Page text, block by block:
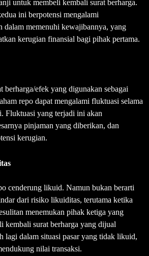
untuk membeli kembali surat berharga.
ini berpotensi mengalami
dalam memenuhi kewajibannya, yang
kerugian finansial bagi pihak pertama.
berharga/efek yang digunakan sebagai
repo dapat mengalami fluktuasi selama
Fluktuasi yang terjadi ini akan
pinjaman yang diberikan, dan
kerugian.
cenderung likuid. Namun bukan berarti
dari risiko likuiditas, terutama ketika
menemukan pihak ketiga yang
kembali surat berharga yang dijual
lagi dalam situasi pasar yang tidak likuid,
nilai transaksi.